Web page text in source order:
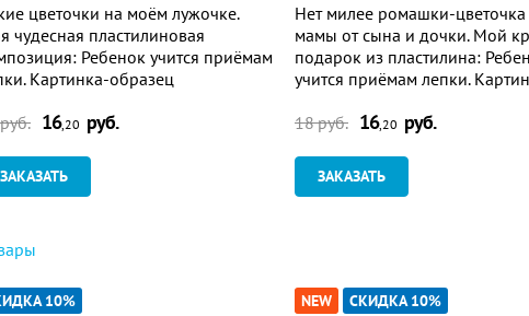
цветочки на моём лужочке.
чудесная пластилиновая
Ребенок учится приёмам
Картинка-образец
16,20 руб.
ЗАКАЗАТЬ
Нет милее ромашки-цветочка
мамы от сына и дочки. Мой
подарок из пластилина:
учится приёмам лепки.
18 руб. 16,20 руб.
ЗАКАЗАТЬ
10% NEW СКИДКА 10%